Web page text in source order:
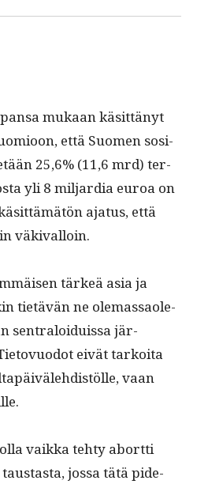
mukaan käsit­tänyt
että Suomen sosi­
25,6% (11,6 mrd) ter­
yli 8 mil­jar­dia euroa on
aja­tus, että
väkivalloin.
tärkeä asia ja
tietävän ne ole­mas­saol­e­
sen­traloiduis­sa jär­
eivät tarkoi­ta
vaan
vaik­ka tehty abort­ti
jos­sa tätä pide­